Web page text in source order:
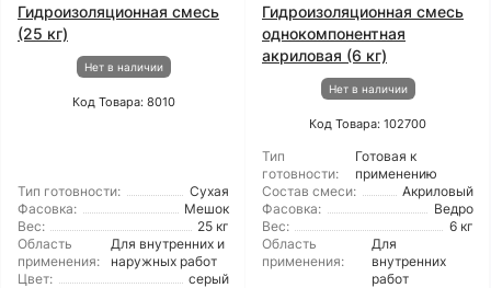
Гидроизоляционная смесь
(25 кг)
Нет в наличии
Код Товара: 8010
Тип готовности:
Сухая
Фасовка:
Мешок
Вес:
25 кг
Область
применения:
Для внутренних и
наружных работ
Цвет:
серый
Гидроизоляционная смесь
однокомпонентная
акриловая (6 кг)
Нет в наличии
Код Товара: 102700
Тип
готовности:
Готовая к
применению
Состав смеси:
Акриловый
Фасовка:
Ведро
Вес:
6 кг
Область
применения:
Для
внутренних
работ